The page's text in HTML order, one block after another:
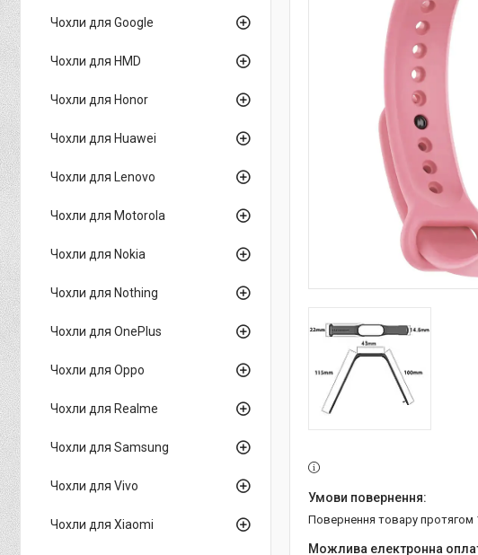
повернення товару протягом
Чохли для Google
Чохли для HMD
Чохли для Honor
Чохли для Huawei
Чохли для Lenovo
Чохли для Motorola
Чохли для Nokia
Чохли для Nothing
Чохли для OnePlus
Чохли для Oppo
Чохли для Realme
Чохли для Samsung
Чохли для Vivo
Чохли для Xiaomi